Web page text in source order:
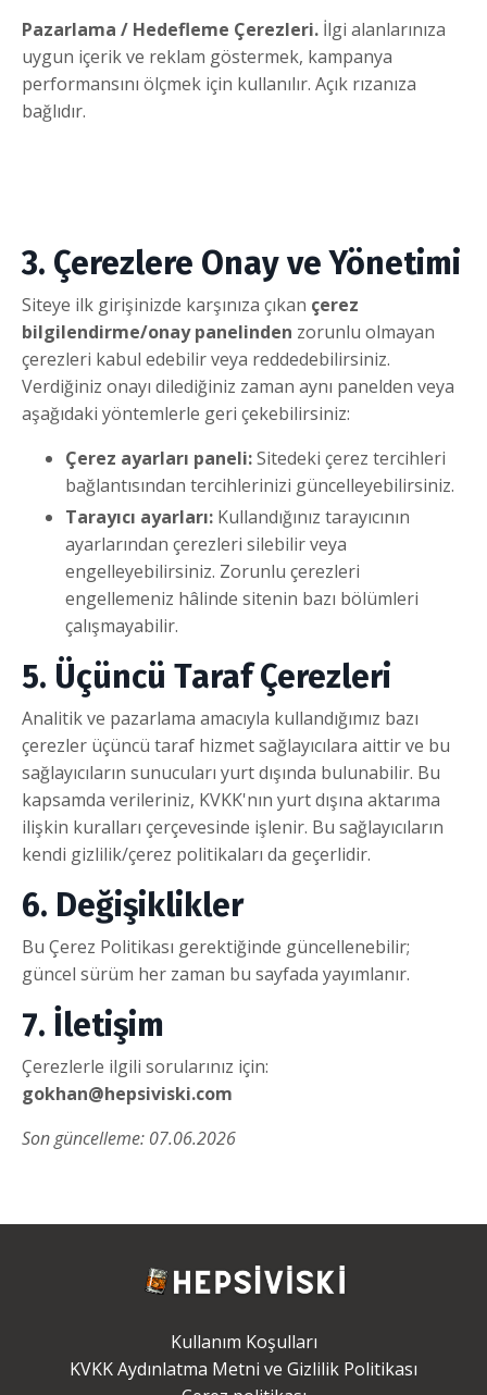
Pazarlama / Hedefleme Çerezleri. İlgi alanlarınıza
uygun içerik ve reklam göstermek, kampanya
performansını ölçmek için kullanılır. Açık rızanıza
bağlıdır.
3. Çerezlere Onay ve Yönetimi
Siteye ilk girişinizde karşınıza çıkan çerez
bilgilendirme/onay panelinden zorunlu olmayan
çerezleri kabul edebilir veya reddedebilirsiniz.
Verdiğiniz onayı dilediğiniz zaman aynı panelden veya
aşağıdaki yöntemlerle geri çekebilirsiniz:
Çerez ayarları paneli:Sitedeki çerez tercihleri
bağlantısından tercihlerinizi güncelleyebilirsiniz.
Tarayıcı ayarları: Kullandığınız tarayıcının
ayarlarından çerezleri silebilir veya
engelleyebilirsiniz. Zorunlu çerezleri
engellemeniz hâlinde sitenin bazı bölümleri
çalışmayabilir.
5. Üçüncü Taraf Çerezleri
Analitik ve pazarlama amacıyla kullandığımız bazı
çerezler üçüncü taraf hizmet sağlayıcılara aittir ve bu
sağlayıcıların sunucuları yurt dışında bulunabilir. Bu
kapsamda verileriniz, KVKK'nın yurt dışına aktarıma
ilişkin kuralları çerçevesinde işlenir. Bu sağlayıcıların
kendi gizlilik/çerez politikaları da geçerlidir.
6. Değişiklikler
Bu Çerez Politikası gerektiğinde güncellenebilir;
güncel sürüm her zaman bu sayfada yayımlanır.
7. İletişim
Çerezlerle ilgili sorularınız için:
gokhan@hepsiviski.com
Son güncelleme: 07.06.2026
Kullanım Koşulları
KVKK Aydınlatma Metni ve Gizlilik Politikası